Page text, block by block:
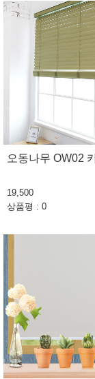
오동나무 OW02
19,500
상품평 : 0